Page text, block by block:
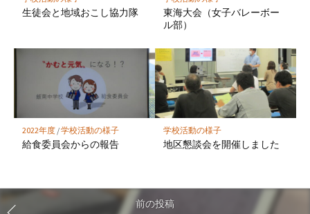
生徒会と地域おこし協力隊
東海大会（女子バレーボー
ル部）
2022年度/学校活動の様子
給食委員会からの報告
学校活動の様子
地区懇談会を開催しました
前の投稿